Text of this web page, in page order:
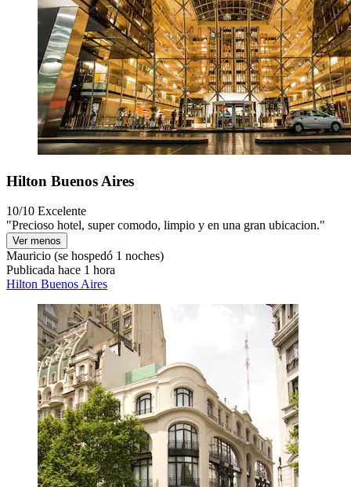
Hilton Buenos Aires
10/10 Excelente
"Precioso hotel, super comodo, limpio y en una gran ubicacion."
Ver menos
Mauricio (se hospedó 1 noches)
Publicada hace 1 hora
Hilton Buenos Aires